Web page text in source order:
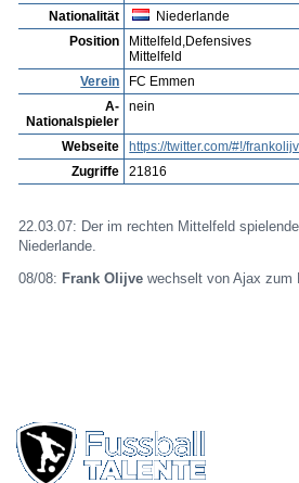
Nationalität
Niederlande
Position
Mittelfeld,Defensives
Mittelfeld
Verein
FC Emmen
A-
Nationalspieler
nein
Webseite
https://twitter.com/#!/
Zugriffe
21816
22.03.07: Der im rechten Mittelfeld spielende
Niederlande.
08/08: Frank Olijvewechselt von Ajax zum